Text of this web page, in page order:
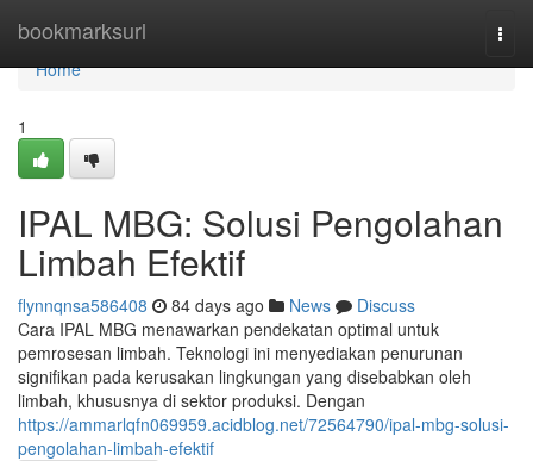
bookmarksurl
Home
Home
1
IPAL MBG: Solusi Pengolahan
Limbah Efektif
flynnqnsa586408 84 days ago News
Discuss
Cara IPAL MBG menawarkan pendekatan optimal untuk
pemrosesan limbah. Teknologi ini menyediakan penurunan
signifikan pada kerusakan lingkungan yang disebabkan oleh
limbah, khususnya di sektor produksi. Dengan
https://ammarlqfn069959.acidblog.net/72564790/ipal-mbg-solusi-
pengolahan-limbah-efektif